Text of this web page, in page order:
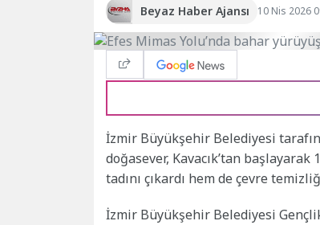
Beyaz Haber Ajansı 10 Nis 2026
İzmir Büyükşehir Belediyesi
doğasever, Kavacık’tan
tadını çıkardı hem de çevre
İzmir Büyükşehir Belediyesi